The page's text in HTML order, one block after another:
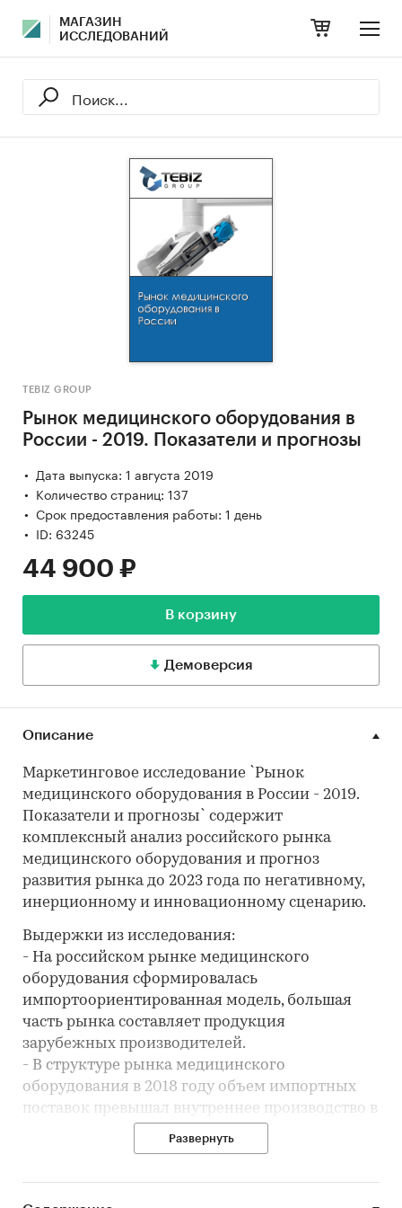
МАГАЗИН
ИССЛЕДОВАНИЙ
TEBIZ GROUP
Рынок медицинского оборудования в
России - 2019. Показатели и прогнозы
Дата выпуска: 1 августа 2019
Количество страниц: 137
Срок предоставления работы: 1 день
ID: 63245
44 900 ₽
В корзину
Демоверсия
Описание
Маркетинговое исследование `Рынок
медицинского оборудования в России - 2019.
Показатели и прогнозы` содержит
комплексный анализ российского рынка
медицинского оборудования и прогноз
развития рынка до 2023 года по негативному,
инерционному и инновационному сценарию.
Выдержки из исследования:
- На российском рынке медицинского
оборудования сформировалась
импортоориентированная модель, большая
часть рынка составляет продукция
зарубежных производителей.
- В структуре рынка медицинского
оборудования в 2018 году объем импортных
поставок превышал внутреннее производство в
отрицательное и составляло -76,8 млн. шт.
Развернуть